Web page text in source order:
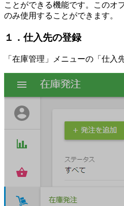
ことができる機能です。このオ
のみ使用することができます。
１．仕入先の登録
「在庫管理」メニューの「仕入